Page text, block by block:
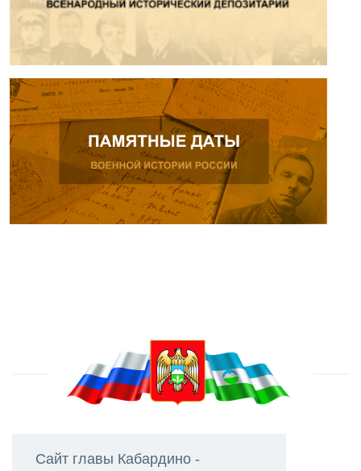
Сайт главы Кабардино -